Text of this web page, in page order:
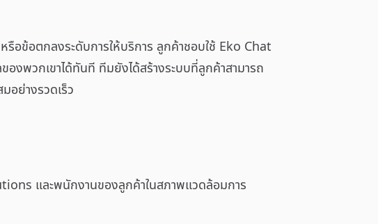
หรือข้อตกลงระดับการให้บริการ ลูกค้าชอบใช้ Eko Chat
งพวกเขาได้ทันที ทีมยังได้สร้างระบบที่ลูกค้าสามารถ
อย่างรวดเร็ว
และพนักงานของลูกค้าในสภาพแวดล้อมการ